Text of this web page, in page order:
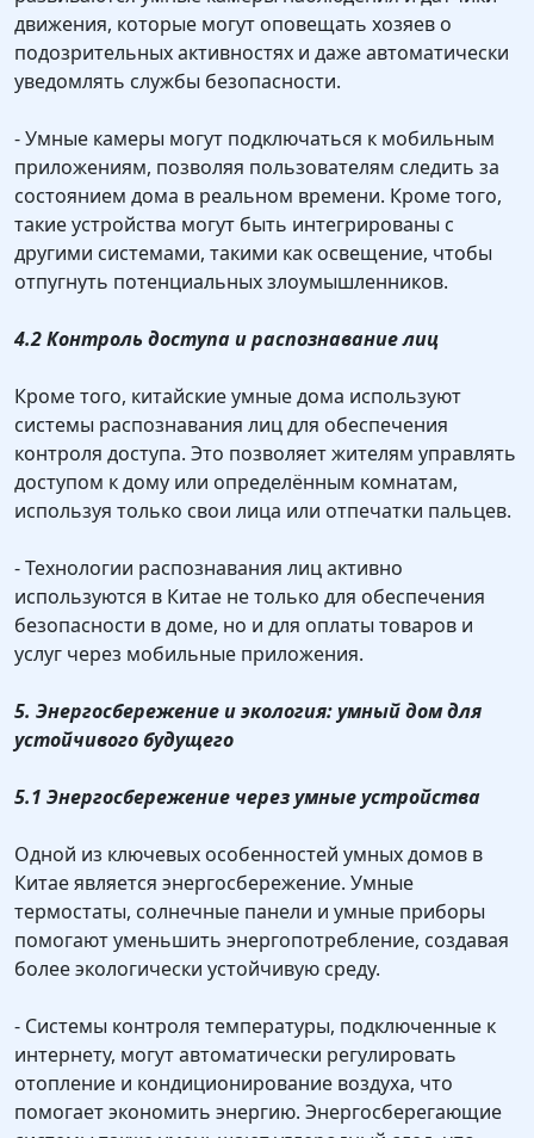
движения, которые могут оповещать хозяев о
подозрительных активностях и даже автоматически
уведомлять службы безопасности.
- Умные камеры могут подключаться к мобильным
приложениям, позволяя пользователям следить за
состоянием дома в реальном времени. Кроме того,
такие устройства могут быть интегрированы с
другими системами, такими как освещение, чтобы
отпугнуть потенциальных злоумышленников.
4.2 Контроль доступа и распознавание лиц
Кроме того, китайские умные дома используют
системы распознавания лиц для обеспечения
контроля доступа. Это позволяет жителям управлять
доступом к дому или определённым комнатам,
используя только свои лица или отпечатки пальцев.
- Технологии распознавания лиц активно
используются в Китае не только для обеспечения
безопасности в доме, но и для оплаты товаров и
услуг через мобильные приложения.
5. Энергосбережение и экология: умный дом для
устойчивого будущего
5.1 Энергосбережение через умные устройства
Одной из ключевых особенностей умных домов в
Китае является энергосбережение. Умные
термостаты, солнечные панели и умные приборы
помогают уменьшить энергопотребление, создавая
более экологически устойчивую среду.
- Системы контроля температуры, подключенные к
интернету, могут автоматически регулировать
отопление и кондиционирование воздуха, что
помогает экономить энергию. Энергосберегающие